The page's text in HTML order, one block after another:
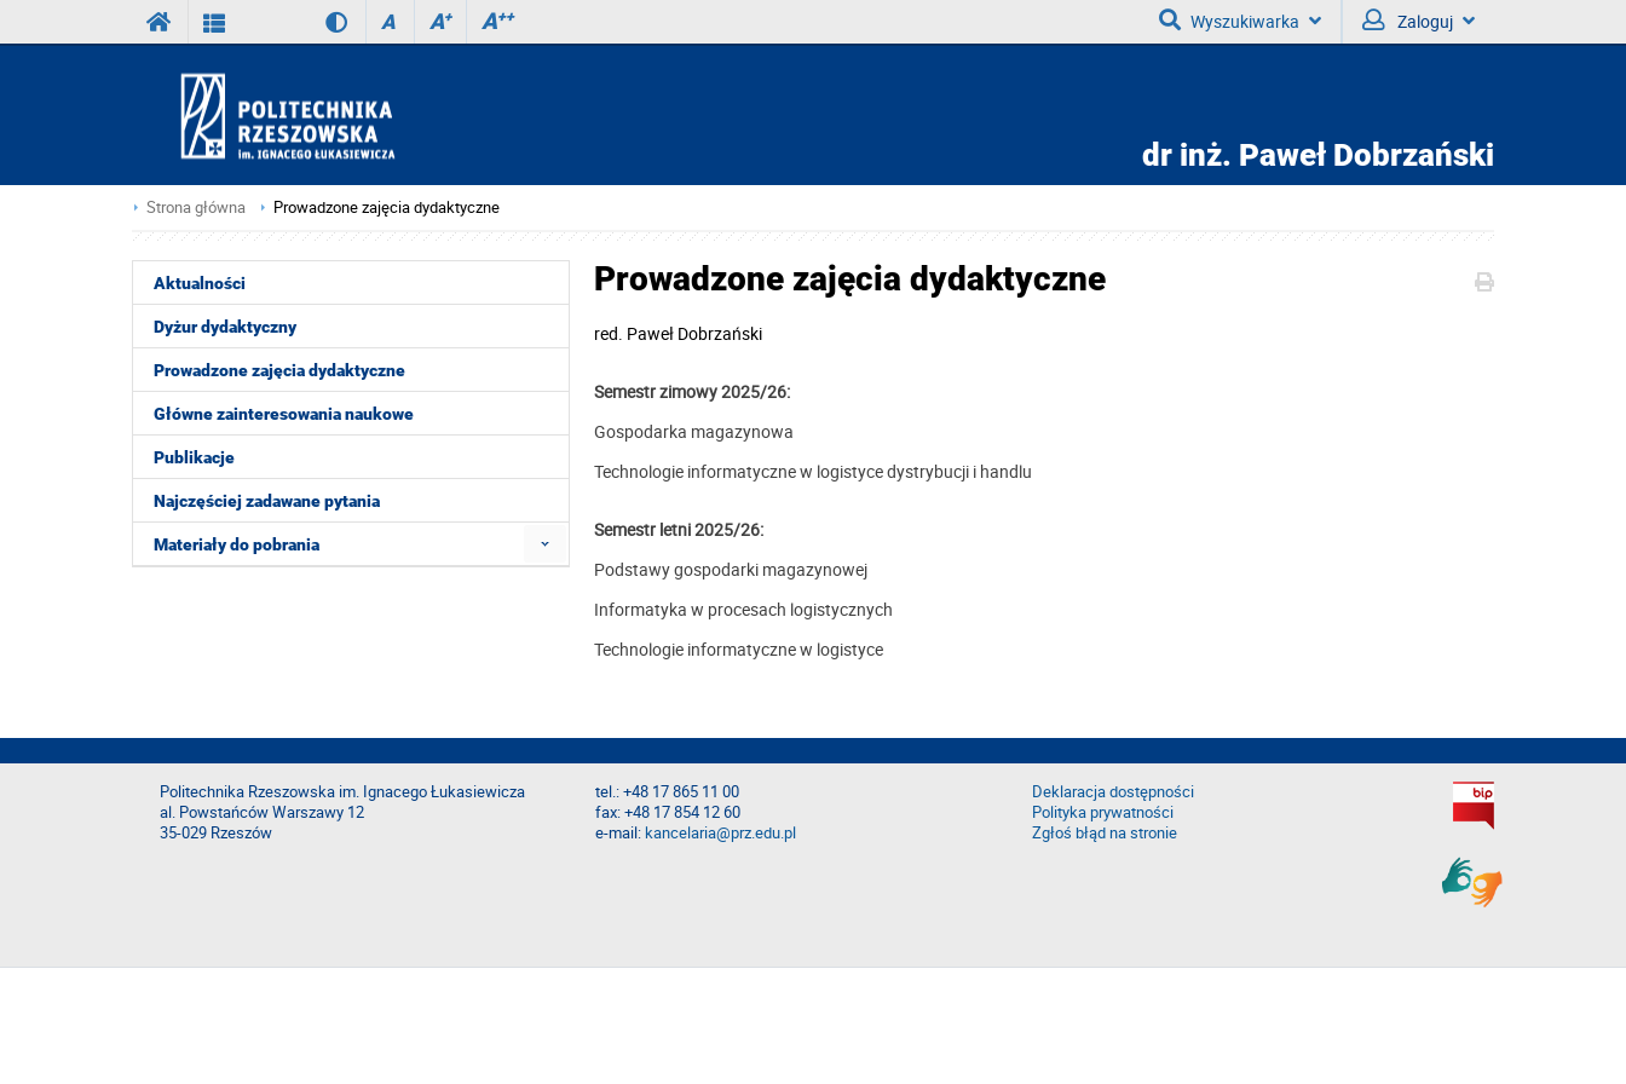
A A+ A++ Wyszukiwarka Zaloguj
dr inż. Paweł Dobrzański
Strona główna Prowadzone zajęcia dydaktyczne
Aktualności
Dyżur dydaktyczny
Prowadzone zajęcia dydaktyczne
Główne zainteresowania naukowe
Publikacje
Najczęściej zadawane pytania
Materiały do pobrania
Prowadzone zajęcia dydaktyczne
red. Paweł Dobrzański
Semestr zimowy 2025/26:
Gospodarka magazynowa
Technologie informatyczne w logistyce dystrybucji i handlu
Semestr letni 2025/26:
Podstawy gospodarki magazynowej
Informatyka w procesach logistycznych
Technologie informatyczne w logistyce
Politechnika Rzeszowska im. Ignacego Łukasiewicza
al. Powstańców Warszawy 12
35-029 Rzeszów
tel.: +48 17 865 11 00
fax: +48 17 854 12 60
e-mail:kancelaria@prz.edu.pl
Deklaracja dostępności
Polityka prywatności
Zgłoś błąd na stronie